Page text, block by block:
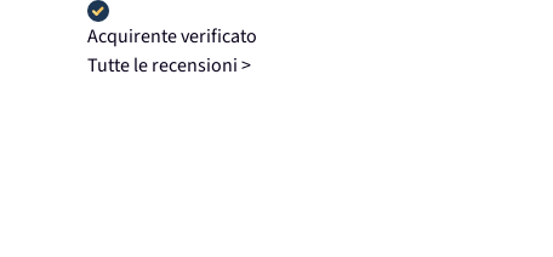
Acquirente verificato
Tutte le recensioni >